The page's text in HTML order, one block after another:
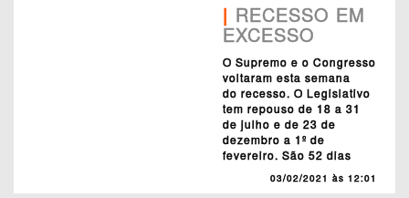
| RECESSO EM
EXCESSO
O Supremo e o Congresso
voltaram esta semana
do recesso. O Legislativo
tem repouso de 18 a 31
de julho e de 23 de
dezembro a 1º de
fevereiro. São 52 dias
03/02/2021 às 12:01